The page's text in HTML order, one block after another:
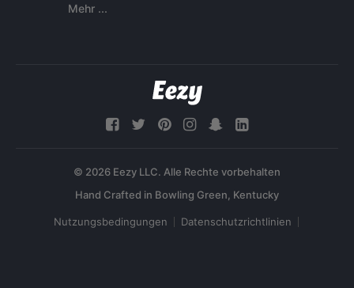
Mehr ...
© 2026 Eezy LLC. Alle Rechte vorbehalten
Nutzungsbedingungen Datenschutzrichtlinien